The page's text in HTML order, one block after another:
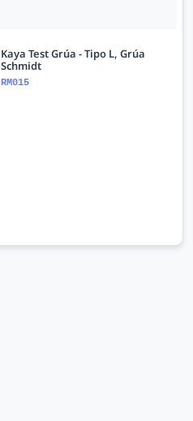
Kaya Test Grúa - Tipo L, Grúa
Schmidt
RM015